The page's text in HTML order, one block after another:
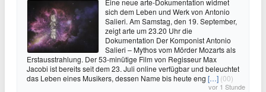
Eine neue arte-Dokumentation widmet
sich dem Leben und Werk von Antonio
Salieri. Am Samstag, den 19. September,
zeigt arte um 23.20 Uhr die
Dokumentation Der Komponist Antonio
Salieri – Mythos vom Mörder Mozarts als
Erstausstrahlung. Der 53-minütige Film von Regisseur Max
Jacobi ist bereits seit dem 23. Juli online verfügbar und beleuchtet
das Leben eines Musikers, dessen Name bis heute eng […] (00)
vor 1 Stunde